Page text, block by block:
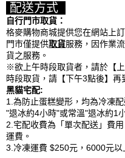
配送方式
自行門市取貨：
格麥購物商城提供您在網站上
門市僅提供取貨服務，因作業
貨之服務。
※欲上午時段取貨者，請於【
時段取貨，請【下午3點後】再
黑貓宅配:
1.為防止蛋糕變形，均為冷凍
"退冰約4小時"或常溫"退冰約1
2.宅配收費為「單次配送」費
運費。
3.冷凍運費 $250元，6000元以